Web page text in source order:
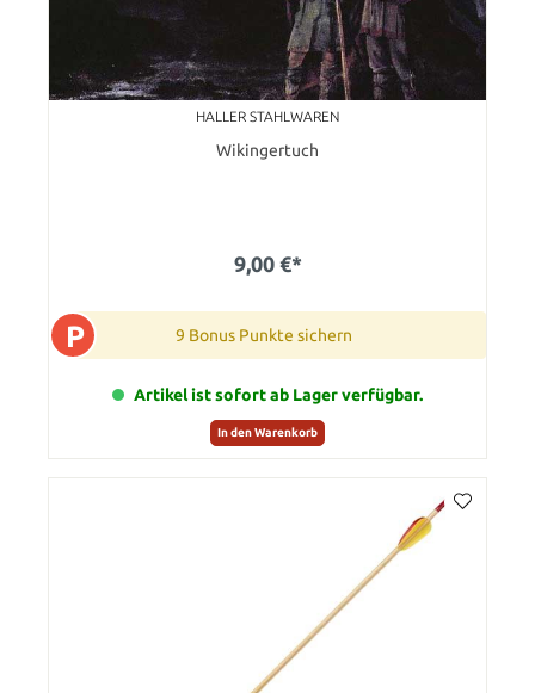
HALLER STAHLWAREN
Wikingertuch
9,00 €*
P 9 Bonus Punkte sichern
Artikel ist sofort ab Lager verfügbar.
In den Warenkorb